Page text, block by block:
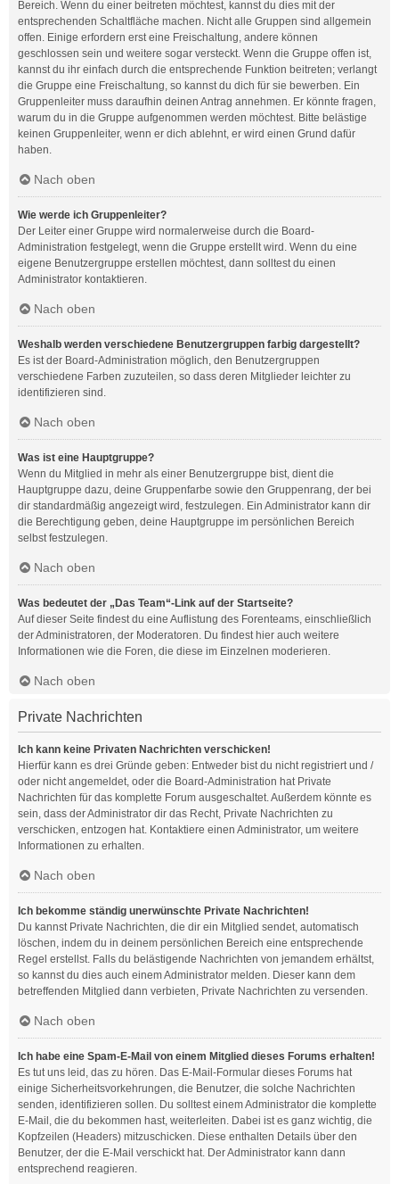
Bereich. Wenn du einer beitreten möchtest, kannst du dies mit der
entsprechenden Schaltfläche machen. Nicht alle Gruppen sind allgemein
offen. Einige erfordern erst eine Freischaltung, andere können
geschlossen sein und weitere sogar versteckt. Wenn die Gruppe offen ist,
kannst du ihr einfach durch die entsprechende Funktion beitreten; verlangt
die Gruppe eine Freischaltung, so kannst du dich für sie bewerben. Ein
Gruppenleiter muss daraufhin deinen Antrag annehmen. Er könnte fragen,
warum du in die Gruppe aufgenommen werden möchtest. Bitte belästige
keinen Gruppenleiter, wenn er dich ablehnt, er wird einen Grund dafür
haben.
Nach oben
Wie werde ich Gruppenleiter?
Der Leiter einer Gruppe wird normalerweise durch die Board-
Administration festgelegt, wenn die Gruppe erstellt wird. Wenn du eine
eigene Benutzergruppe erstellen möchtest, dann solltest du einen
Administrator kontaktieren.
Nach oben
Weshalb werden verschiedene Benutzergruppen farbig dargestellt?
Es ist der Board-Administration möglich, den Benutzergruppen
verschiedene Farben zuzuteilen, so dass deren Mitglieder leichter zu
identifizieren sind.
Nach oben
Was ist eine Hauptgruppe?
Wenn du Mitglied in mehr als einer Benutzergruppe bist, dient die
Hauptgruppe dazu, deine Gruppenfarbe sowie den Gruppenrang, der bei
dir standardmäßig angezeigt wird, festzulegen. Ein Administrator kann dir
die Berechtigung geben, deine Hauptgruppe im persönlichen Bereich
selbst festzulegen.
Nach oben
Was bedeutet der „Das Team“-Link auf der Startseite?
Auf dieser Seite findest du eine Auflistung des Forenteams, einschließlich
der Administratoren, der Moderatoren. Du findest hier auch weitere
Informationen wie die Foren, die diese im Einzelnen moderieren.
Nach oben
Private Nachrichten
Ich kann keine Privaten Nachrichten verschicken!
Hierfür kann es drei Gründe geben: Entweder bist du nicht registriert und /
oder nicht angemeldet, oder die Board-Administration hat Private
Nachrichten für das komplette Forum ausgeschaltet. Außerdem könnte es
sein, dass der Administrator dir das Recht, Private Nachrichten zu
verschicken, entzogen hat. Kontaktiere einen Administrator, um weitere
Informationen zu erhalten.
Nach oben
Ich bekomme ständig unerwünschte Private Nachrichten!
Du kannst Private Nachrichten, die dir ein Mitglied sendet, automatisch
löschen, indem du in deinem persönlichen Bereich eine entsprechende
Regel erstellst. Falls du belästigende Nachrichten von jemandem erhältst,
so kannst du dies auch einem Administrator melden. Dieser kann dem
betreffenden Mitglied dann verbieten, Private Nachrichten zu versenden.
Nach oben
Ich habe eine Spam-E-Mail von einem Mitglied dieses Forums erhalten!
Es tut uns leid, das zu hören. Das E-Mail-Formular dieses Forums hat
einige Sicherheitsvorkehrungen, die Benutzer, die solche Nachrichten
senden, identifizieren sollen. Du solltest einem Administrator die komplette
E-Mail, die du bekommen hast, weiterleiten. Dabei ist es ganz wichtig, die
Kopfzeilen (Headers) mitzuschicken. Diese enthalten Details über den
Benutzer, der die E-Mail verschickt hat. Der Administrator kann dann
entsprechend reagieren.